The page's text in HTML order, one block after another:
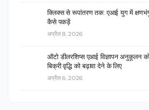
क्लिक्स से रूपांतरण तक: एआई युग में
कैसे पकड़ें
अप्रैल 8, 2026
ऑटो डीलरशिप्स एआई विज्ञापन अनुकूलन
बिक्री वृद्धि को बढ़ावा देने के लिए
अप्रैल 6, 2026